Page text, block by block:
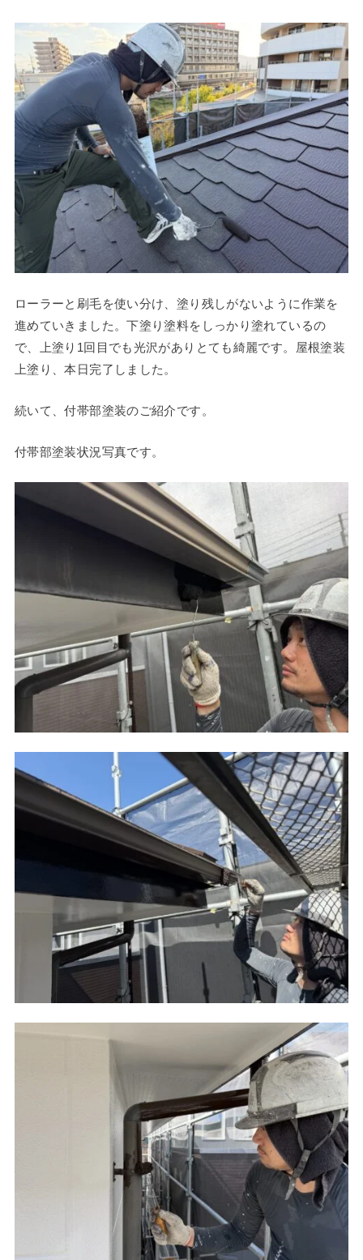
ローラーと刷毛を使い分け、塗り残しがないように作業を
進めていきました。下塗り塗料をしっかり塗れているの
で、上塗り1回目でも光沢がありとても綺麗です。屋根塗装
上塗り、本日完了しました。
続いて、付帯部塗装のご紹介です。
付帯部塗装状況写真です。